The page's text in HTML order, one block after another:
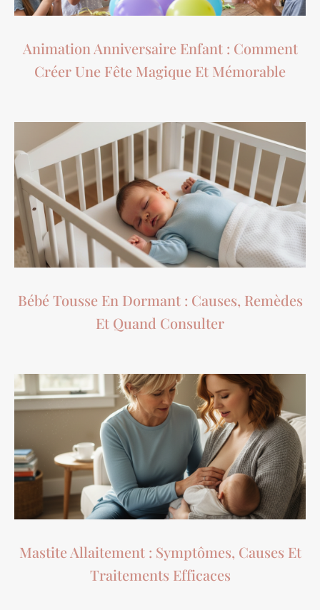
Animation Anniversaire Enfant : Comment
Créer Une Fête Magique Et Mémorable
Bébé Tousse En Dormant : Causes, Remèdes
Et Quand Consulter
Mastite Allaitement : Symptômes, Causes Et
Traitements Efficaces